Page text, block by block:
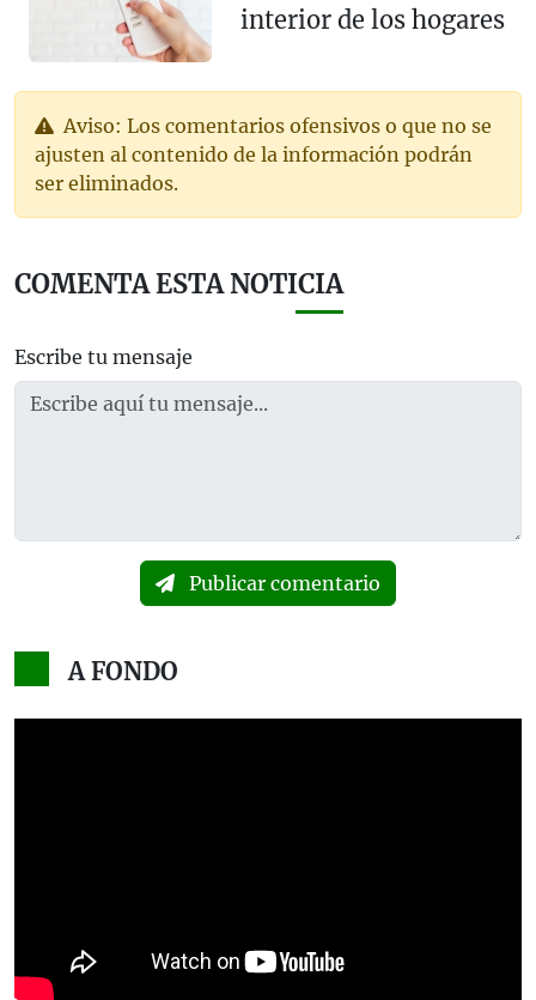
interior de los hogares
Aviso: Los comentarios ofensivos o que no se
ajusten al contenido de la información podrán
ser eliminados.
COMENTA ESTA NOTICIA
Escribe tu mensaje
Publicar comentario
A FONDO